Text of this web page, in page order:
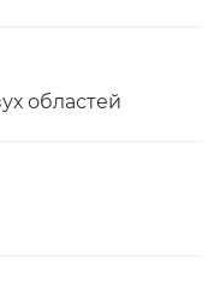
областей